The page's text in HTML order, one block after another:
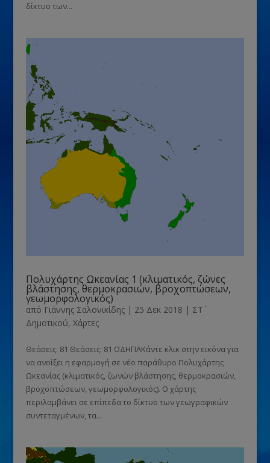
δίκτυο των...
Πολυχάρτης Ωκεανίας 1 (κλιματικός, ζώνες
βλάστησης, θερμοκρασιών, βροχοπτώσεων,
γεωμορφολογικός)
από Γιάννης Σαλονικίδης| 25 Δεκ 2018 | ΣΤ΄
Δημοτικού, Χάρτες
Θεάσεις: 81 Θεάσεις: 81 ΟΔΗΓΙΑΚάντε κλικ στην εικόνα για
να ανοίξει η εφαρμογή σε νέο παράθυρο Πολυχάρτης
Ωκεανίας (κλιματικός, ζωνών βλάστησης, θερμοκρασιών,
βροχοπτώσεων, γεωμορφολογικός). Ο χάρτης
περιλαμβάνει σε επίπεδα το δίκτυο των γεωγραφικών
συντεταγμένων, τα...